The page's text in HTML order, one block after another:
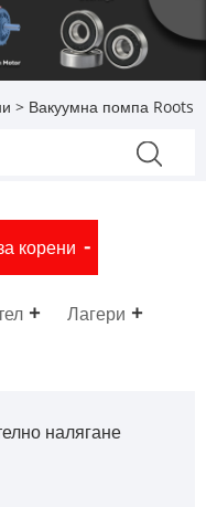
> Вакуумна помпа Roots
корени
Лагери
налягане